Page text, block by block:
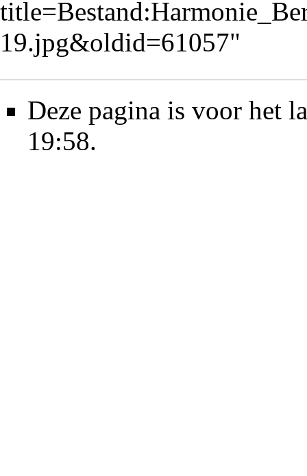
19.jpg&oldid=61057"
Deze pagina is voor het
19:58.